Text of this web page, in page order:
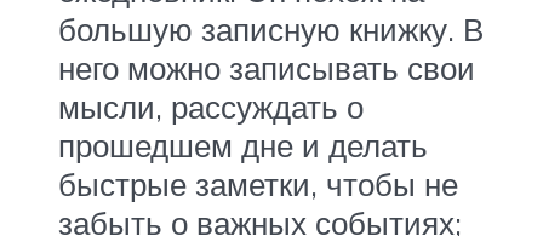
большую записную книжку. В
него можно записывать свои
мысли, рассуждать о
прошедшем дне и делать
быстрые заметки, чтобы не
забыть о важных событиях;